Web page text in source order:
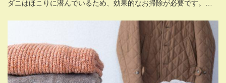
ダニはほこりに潜んでいるため、効果的なお掃除が必要です。…